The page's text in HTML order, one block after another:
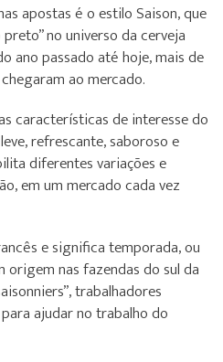
apostas é o estilo Saison, que
no universo da cerveja
ano passado até hoje, mais de
ao mercado.
características de interesse do
refrescante, saboroso e
diferentes variações e
em um mercado cada vez
e significa temporada, ou
nas fazendas do sul da
trabalhadores
ajudar no trabalho do